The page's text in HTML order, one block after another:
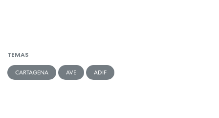
TEMAS
CARTAGENA AVE ADIF